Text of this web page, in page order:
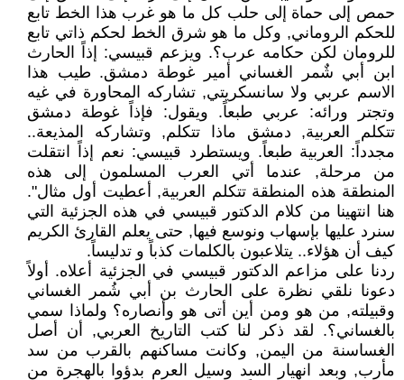
حمص إلى حماة إلى حلب كل ما هو غرب هذا الخط تابع
للحكم الروماني, وكل ما هو شرق الخط لحكم ذاتي تابع
للرومان لكن حكامه عرب؟. ويزعم قبيسي: إذاً الحارث
ابن أبي شٌمر الغساني أمير غوطة دمشق. طيب هذا
الاسم عربي ولا سانسكريتي, تشاركه المحاورة في غيه
وتجتر ورائه: عربي طبعاً. ويقول: فإذاً غوطة دمشق
تتكلم العربية, دمشق ماذا تتكلم, وتشاركه المذيعة..
مجدداً: العربية طبعاً. ويستطرد قبيسي: نعم إذاً انتقلت
من مرحلة, عندما أتي العرب المسلمون إلى هذه
المنطقة هذه المنطقة تتكلم العربية, أعطيت أول مثال".
هنا انتهينا من كلام الدكتور قبيسي في هذه الجزئية التي
سنرد عليها بإسهاب ونوسع فيها, حتى يعلم القارئ الكريم
كيف أن هؤلاء.. يتلاعبون بالكلمات كذباً و تدليساً.
ردنا على مزاعم الدكتور قبيسي في الجزئية أعلاه. أولاً
دعونا نلقي نظرة على الحارث بن أبي شُمر الغساني
وقبيلته, من هو ومن أين أتى هو وأنصاره؟ ولماذا سمي
بالغساني؟. لقد ذكر لنا كتب التاريخ العربي, أن أصل
الغساسنة من اليمن, وكانت مساكنهم بالقرب من سد
مأرب, وبعد انهيار السد وسيل العرم بدؤوا بالهجرة من